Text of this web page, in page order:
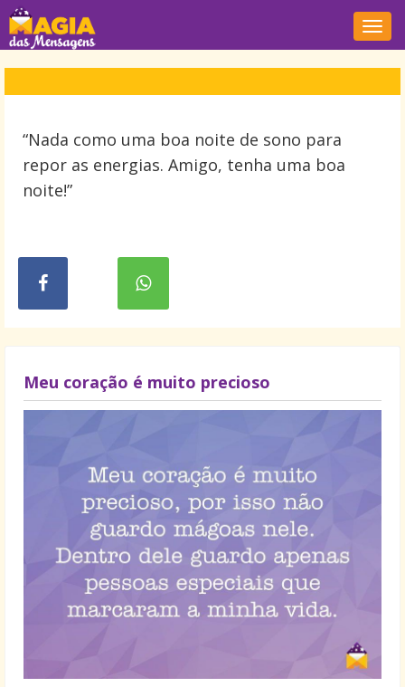
“Nada como uma boa noite de sono para
repor as energias. Amigo, tenha uma boa
noite!”
Meu coração é muito precioso